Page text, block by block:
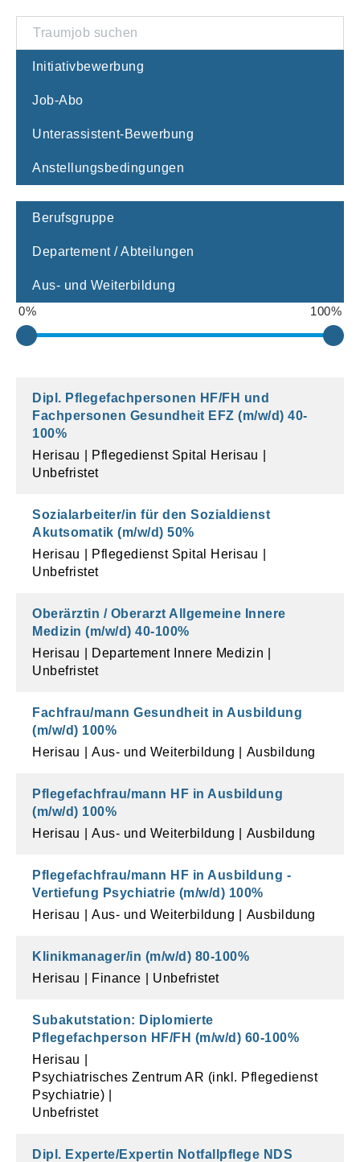
Initiativbewerbung
Job-Abo
Unterassistent-Bewerbung
Anstellungsbedingungen
Berufsgruppe
Departement / Abteilungen
Aus- und Weiterbildung
0% 100%
Dipl. Pflegefachpersonen HF/FH und
Fachpersonen Gesundheit EFZ (m/w/d) 40-
100%
Herisau
Pflegedienst Spital Herisau
Unbefristet
Sozialarbeiter/in für den Sozialdienst
Akutsomatik (m/w/d) 50%
Herisau
Pflegedienst Spital Herisau
Unbefristet
Oberärztin / Oberarzt Allgemeine Innere
Medizin (m/w/d) 40-100%
Herisau
Departement Innere Medizin
Unbefristet
Fachfrau/mann Gesundheit in Ausbildung
(m/w/d) 100%
Herisau
Aus- und Weiterbildung Ausbildung
Pflegefachfrau/mann HF in Ausbildung
(m/w/d) 100%
Herisau
Aus- und Weiterbildung Ausbildung
Pflegefachfrau/mann HF in Ausbildung -
Vertiefung Psychiatrie (m/w/d) 100%
Herisau
Aus- und Weiterbildung Ausbildung
Klinikmanager/in (m/w/d) 80-100%
Herisau
Finance Unbefristet
Subakutstation: Diplomierte
Pflegefachperson HF/FH (m/w/d) 60-100%
Herisau
Psychiatrisches Zentrum AR (inkl. Pflegedienst
Psychiatrie)
Unbefristet
Dipl. Experte/Expertin Notfallpflege NDS